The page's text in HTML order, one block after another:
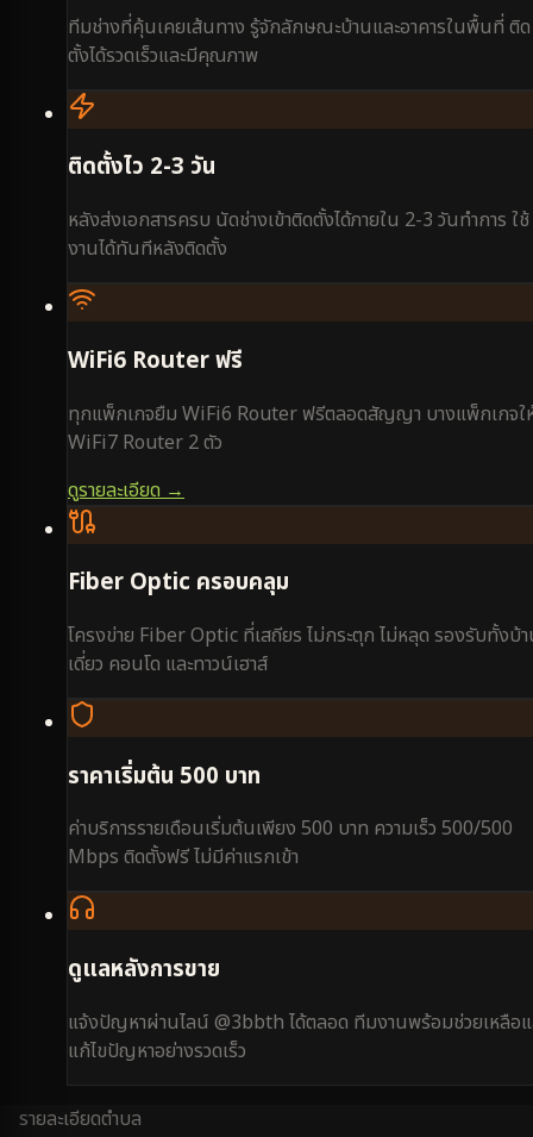
ทีมช่างที่คุ้นเคยเส้นทาง รู้จักลักษณะบ้านและอาคารในพื้นที่ ติด
ตั้งได้รวดเร็วและมีคุณภาพ
ติดตั้งไว 2-3 วัน
หลังส่งเอกสารครบ นัดช่างเข้าติดตั้งได้ภายใน 2-3 วันทำการ ใช้
งานได้ทันทีหลังติดตั้ง
WiFi6 Router ฟรี
ทุกแพ็กเกจยืม WiFi6 Router ฟรีตลอดสัญญา บางแพ็กเกจใ
WiFi7 Router 2 ตัว
ดูรายละเอียด →
Fiber Optic ครอบคลุม
โครงข่าย Fiber Optic ที่เสถียร ไม่กระตุก ไม่หลุด รองรับทั้งบ้
เดี่ยว คอนโด และทาวน์เฮาส์
ราคาเริ่มต้น 500 บาท
ค่าบริการรายเดือนเริ่มต้นเพียง 500 บาท ความเร็ว 500/500
Mbps ติดตั้งฟรี ไม่มีค่าแรกเข้า
ดูแลหลังการขาย
แจ้งปัญหาผ่านไลน์ @3bbth ได้ตลอด ทีมงานพร้อมช่วยเหลือแ
แก้ไขปัญหาอย่างรวดเร็ว
รายละเอียดตำบล